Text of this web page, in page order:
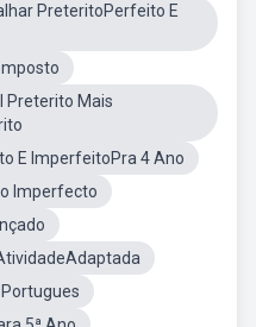
PreteritoPerfeito E
Preterito Mais
E ImperfeitoPra 4 Ano
Imperfecto